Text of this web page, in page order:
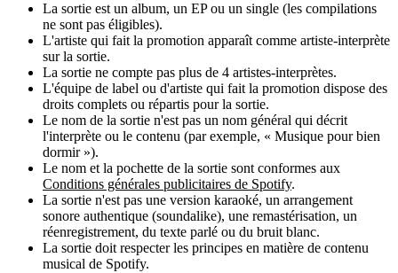
La sortie est un album, un EP ou un single (les compilations
ne sont pas éligibles).
L'artiste qui fait la promotion apparaît comme artiste-interprète
sur la sortie.
La sortie ne compte pas plus de 4 artistes-interprètes.
L'équipe de label ou d'artiste qui fait la promotion dispose des
droits complets ou répartis pour la sortie.
Le nom de la sortie n'est pas un nom général qui décrit
l'interprète ou le contenu (par exemple, « Musique pour bien
dormir »).
Le nom et la pochette de la sortie sont conformes aux
Conditions générales publicitaires de Spotify.
La sortie n'est pas une version karaoké, un arrangement
sonore authentique (soundalike), une remastérisation, un
réenregistrement, du texte parlé ou du bruit blanc.
La sortie doit respecter les principes en matière de contenu
musical de Spotify.